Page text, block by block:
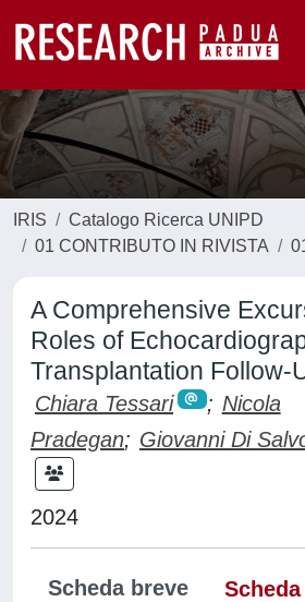
IRIS
Catalogo Ricerca UNIPD
01 CONTRIBUTO IN RIVISTA
A Comprehensive
Roles of
Transplantation Follow-
Chiara Tessari ; Nicola
Pradegan; Giovanni Di
2024
Scheda breve